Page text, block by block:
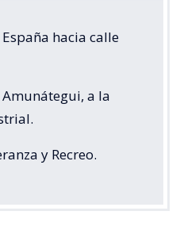
hacia calle
a la
y Recreo.